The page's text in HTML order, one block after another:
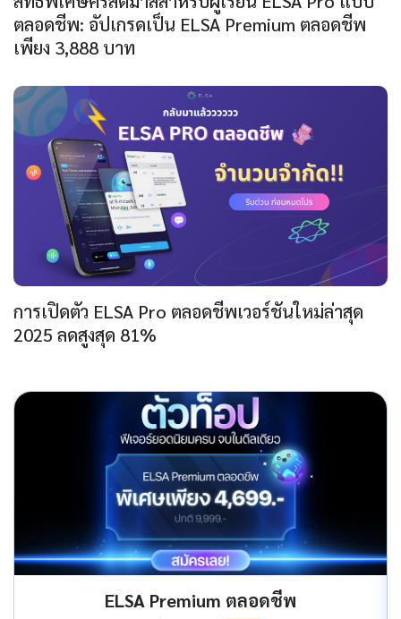
ตลอดชีพ: อัปเกรดเป็น ELSA Premium ตลอดชีพ
เพียง 3,888 บาท
การเปิดตัว ELSA Pro ตลอดชีพเวอร์ชันใหม่ล่าสุด
2025 ลดสูงสุด 81%
ELSA Premium ตลอดชีพ